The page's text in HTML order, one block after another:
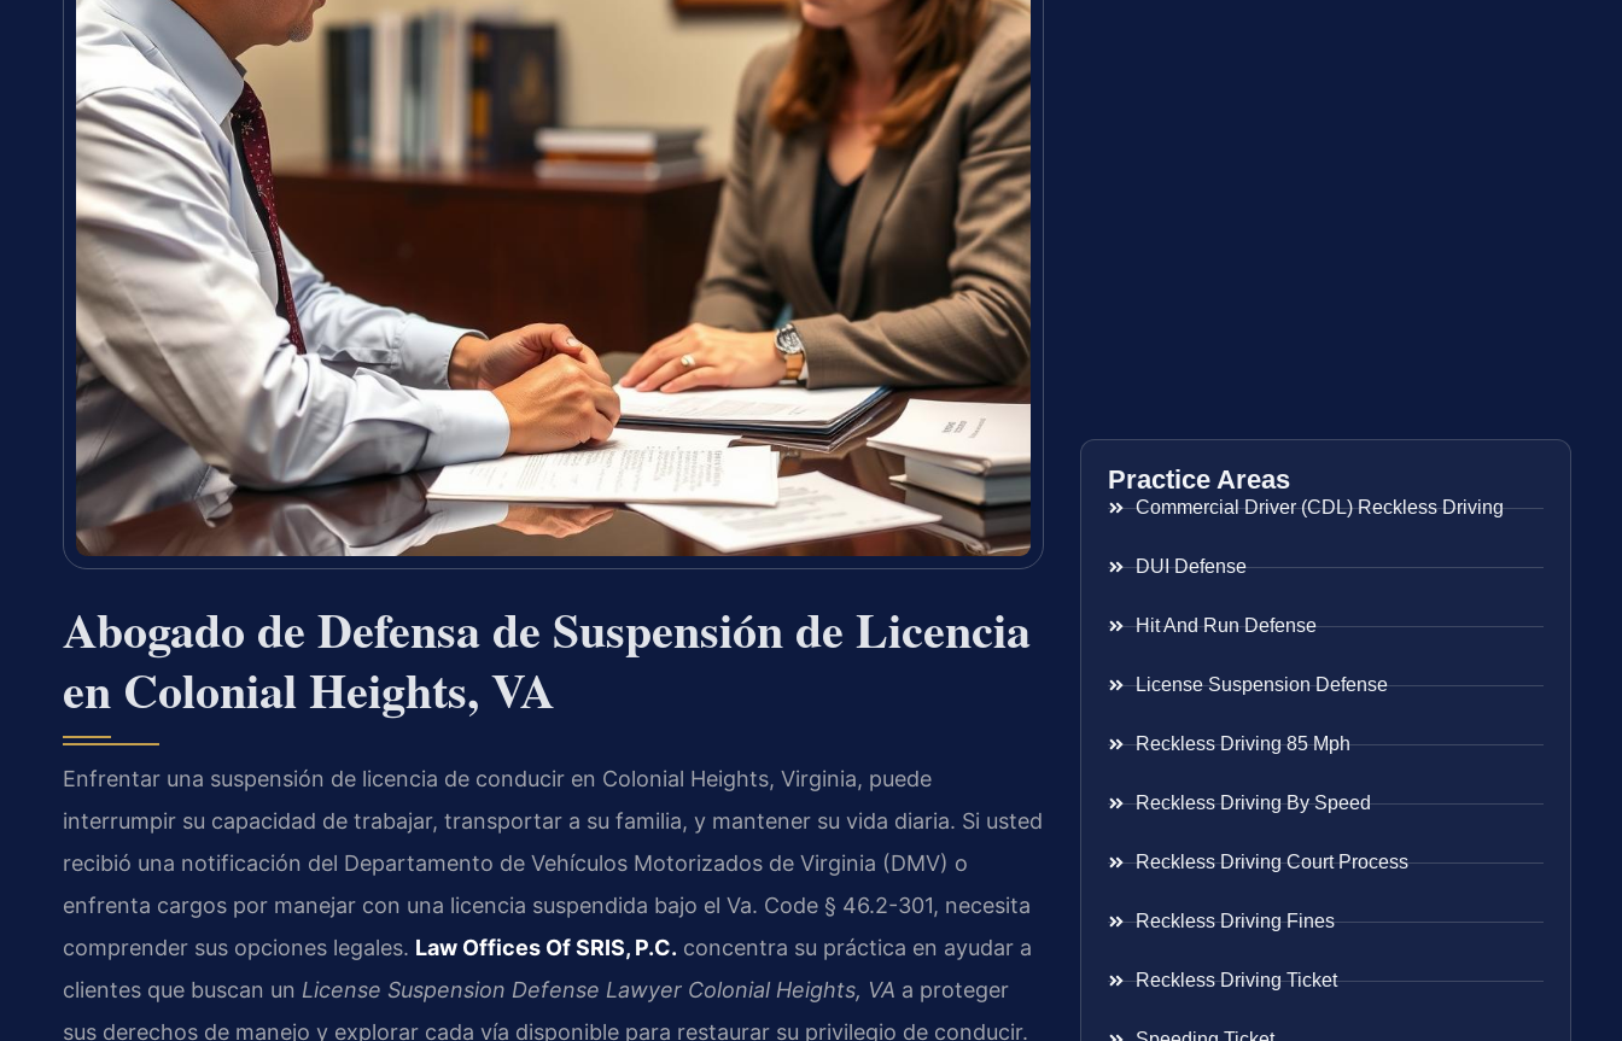
Abogado de Defensa de Suspensión de Licencia
en Colonial Heights, VA
Enfrentar una suspensión de licencia de conducir en Colonial Heights, Virginia, puede
interrumpir su capacidad de trabajar, transportar a su familia, y mantener su vida diaria. Si usted
recibió una notificación del Departamento de Vehículos Motorizados de Virginia (DMV) o
enfrenta cargos por manejar con una licencia suspendida bajo el Va. Code § 46.2-301, necesita
comprender sus opciones legales. Law Offices Of SRIS, P.C. concentra su práctica en ayudar a
clientes que buscan un License Suspension Defense Lawyer Colonial Heights, VA a proteger
sus derechos de manejo y explorar cada vía disponible para restaurar su privilegio de conducir.
Practice Areas
Commercial Driver (CDL) Reckless Driving
DUI Defense
Hit And Run Defense
License Suspension Defense
Reckless Driving 85 Mph
Reckless Driving By Speed
Reckless Driving Court Process
Reckless Driving Fines
Reckless Driving Ticket